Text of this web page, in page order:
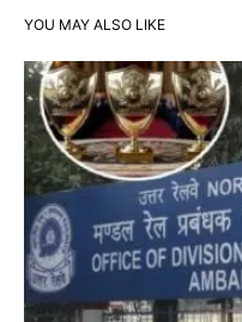
YOU MAY ALSO LIKE